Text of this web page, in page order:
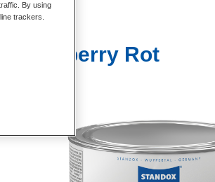
Cranberry Rot
By using
trackers.